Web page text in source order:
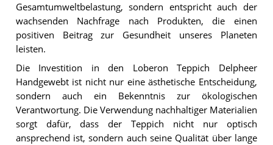
Gesamtumweltbelastung, sondern entspricht auch der
wachsenden Nachfrage nach Produkten, die einen
positiven Beitrag zur Gesundheit unseres Planeten
leisten.
Die Investition in den Loberon Teppich Delpheer
Handgewebt ist nicht nur eine ästhetische Entscheidung,
sondern auch ein Bekenntnis zur ökologischen
Verantwortung. Die Verwendung nachhaltiger Materialien
sorgt dafür, dass der Teppich nicht nur optisch
ansprechend ist, sondern auch seine Qualität über lange